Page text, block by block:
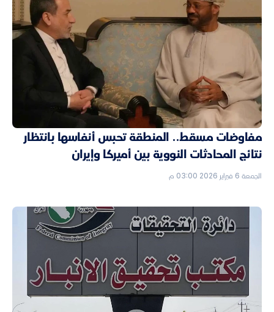
مفاوضات مسقط.. المنطقة تحبس أنفاسها بانتظار
نتائج المحادثات النووية بين أميركا وإيران
الجمعة 6 فبراير 2026 03:00 م